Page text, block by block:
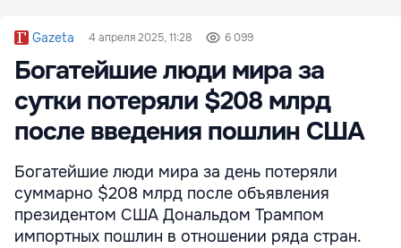
Gazeta 4 апреля 2025, 11:28 6 099
Богатейшие люди мира за
сутки потеряли $208 млрд
после введения пошлин США
Богатейшие люди мира за день потеряли
суммарно $208 млрд после объявления
президентом США Дональдом Трампом
импортных пошлин в отношении ряда стран.